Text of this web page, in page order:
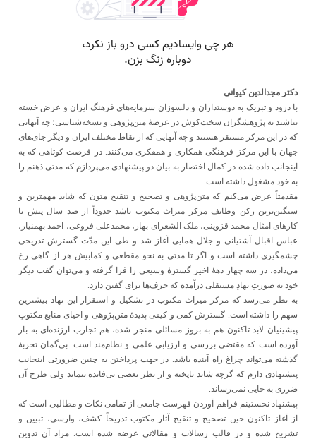
دکتر مجدالدین کیوانی
با درود و تبریک به دوستداران و دلسوزان سرمایه‌های فرهنگ ایران و عرض خسته
نباشید به پژوهشگران سخت‌کوش در عرصۀ متن‌پژوهی و نسخه‌شناسی؛ چه آنهایی
که در این مرکز مستقر هستند و چه آنهایی که از نقاط مختلف ایران و دیگر جای‌های
جهان با این مرکز فرهنگی همکاری و همفکری می‌کنند. در فرصت کوتاهی که به
اینجانب داده شده در کمال اختصار به بیان دو پیشنهادی می‌پردازم که مدتی ذهنم را
به خود مشغول داشته است.
مقدمتاً عرض می‌کنم که متن‌پژوهی و تصحیح و تنقیح متون که شاید مهمترین و
سنگین‌ترین رکن وظایف مرکز میراث مکتوب باشد حدوداً از صد سال پیش با
کارهای امثال محمد قزوینی، ملک الشعرای بهار، محمدعلی فروغی، احمد بهمنیار،
عباس اقبال آشتیانی و جلال همایی آغاز شد و طی این مدّت گسترش تدریجی
چشمگیری داشته است و اگر تا مدتی به نحو مقطعی و کمابیش هر از گاهی رخ
می‌داده، در سه چهار دهۀ اخیر گسترۀ وسیعی را فرا گرفته و می‌توان گفت دیگر
خود به صورتِ نهادِ مستقلی درآمده که حرف‌ها برای گفتن دارد.
به نظر می‌رسد که مرکز میراث مکتوب در تشکیل و استقرار این نهاد بیشترین
سهم را داشته است. گسترش کمی و کیفی پدیدۀ متن‌پژوهی و احیای منابع مکتوبِ
پیشینیان لابد تاکنون هم به بروز مسائلی منجر شده، هم تجارب ارزنده‌ای به بار
آورده است که مقتضی بررسی و ارزیابی علمی و نظام‌مند است. بی‌گمان تجربۀ
گذشته می‌تواند چراغ راه آینده باشد. در جهت پرداختن به چنین ضرورتی اینجانب
پیشنهادی دارم که گرچه شاید ناپخته و از نظر بعضی بی‌فایده بنماید ولی طرح آن
ضرری به جایی نمی‌رساند.
پیشنهاد نخستینم فراهم آوردن فهرست جامعی از تمامی نکات و مطالبی است که
از آغاز تاکنون حین تصحیح و تنقیح آثار مکتوب تدریجاً کشف، وارسی، تبیین و
تشریح شده و در قالب رسالات و مقالاتی عرضه شده است. مراد آن تدوین